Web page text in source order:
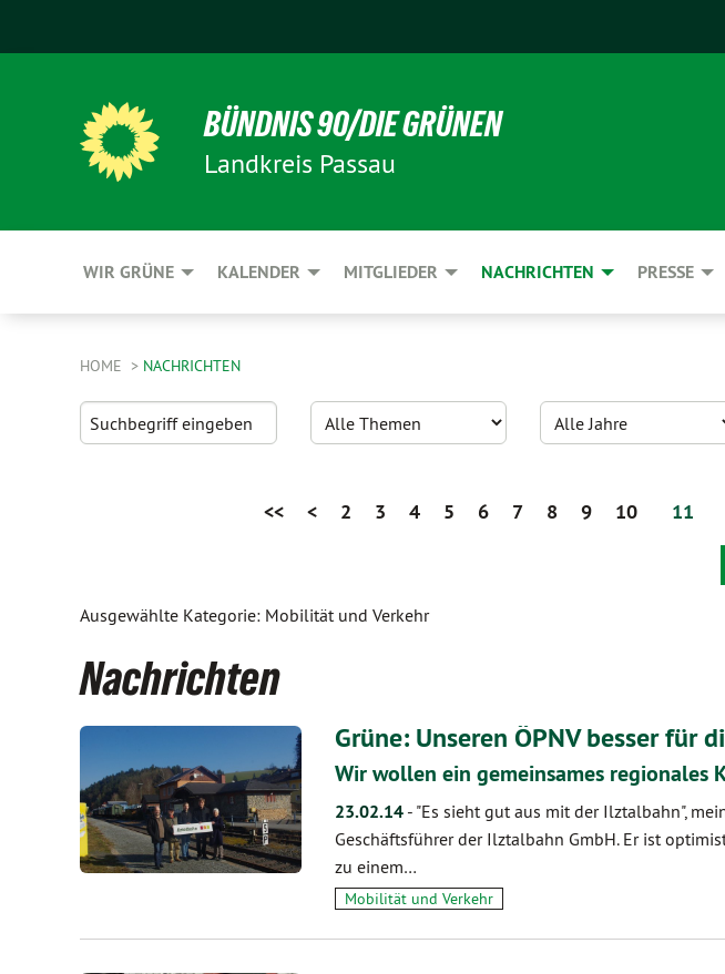
BÜNDNIS 90/DIE GRÜNEN
Landkreis Passau
WIR GRÜNE KALENDER MITGLIEDER NACHRICHTEN PRESSE
HOME NACHRICHTEN
<< < 2 3 4 5 6 7 8 9 10 11
Ausgewählte Kategorie: Mobilität und Verkehr
Nachrichten
Grüne: Unseren ÖPNV besser für
Wir wollen ein gemeinsames regionales
23.02.14 - "Es sieht gut aus mit der Ilztalbahn",
Geschäftsführer der Ilztalbahn GmbH. Er ist
zu einem…
Mobilität und Verkehr